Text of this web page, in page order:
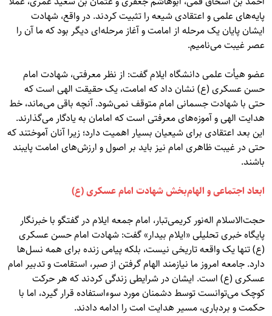
پایه‌های علمی و اعتقادی شیعه را تثبیت کردند. در واقع، شهادت
ایشان پایان یک مرحله از امامت و آغاز مرحله‌ای دیگر بود که ما آن را
عصر غیبت می‌نامیم.
عضو هیأت علمی دانشگاه ایلام گفت: از نظر معرفتی، شهادت امام
حسن عسکری (ع) نشان داد که امامت، یک حقیقت الهی است که
حتی با شهادت جسمانی امام متوقف نمی‌شود. آنچه باقی می‌ماند، خط
هدایت الهی و آموزه‌های معرفتی است که امامان به یادگار می‌گذارند.
این بعد اعتقادی برای شیعیان بسیار اهمیت دارد؛ زیرا آنان آموختند که
حتی در غیبت ظاهری امام نیز باید بر اصول و ارزش‌های امامت پایبند
باشند.
ابعاد اجتماعی و الهام‌بخش شهادت امام عسکری (ع)
حجت‌الاسلام اله‌نور کریمی‌تبار، امام جمعه ایلام در گفتگو با خبرنگار
پایگاه خبری تحلیلی «ایلام بیدار» گفت: شهادت امام حسن عسکری
(ع) تنها یک واقعه تاریخی نیست، بلکه پیامی زنده برای همه نسل‌ها
دارد. جامعه امروز ما نیازمند الهام گرفتن از صبر، استقامت و تدبیر امام
عسکری (ع) است. ایشان در شرایطی زندگی کردند که هر حرکت
کوچک می‌توانست توسط دشمنان مورد سوءاستفاده قرار گیرد، اما با
حکمت و بردباری، مسیر هدایت امت را ادامه دادند.